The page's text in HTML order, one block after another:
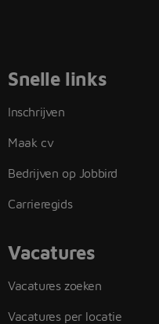
Snelle links
Inschrijven
Maak cv
Bedrijven op Jobbird
Carrieregids
Vacatures
Vacatures zoeken
Vacatures per locatie